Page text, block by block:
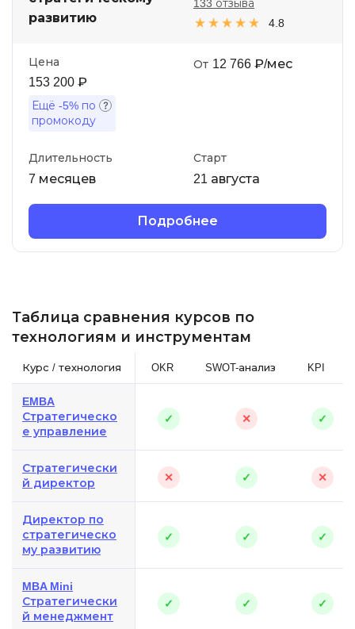
развитию
4.8
133 отзыва
Цена
153 200 ₽
Ещё -5% по
промокоду
От 12 766 ₽/мес
Длительность
7 месяцев
Старт
21 августа
Подробнее
Таблица сравнения курсов по
технологиям и инструментам
Курс / технология OKR SWOT-анализ KPI
EMBA
Стратегическо
е управление
✓ ✕ ✓
Стратегически
й директор
✕ ✓ ✕
Директор по
стратегическо
му развитию
✓ ✓ ✓
MBA Mini
Стратегически
й менеджмент
✓ ✓ ✓